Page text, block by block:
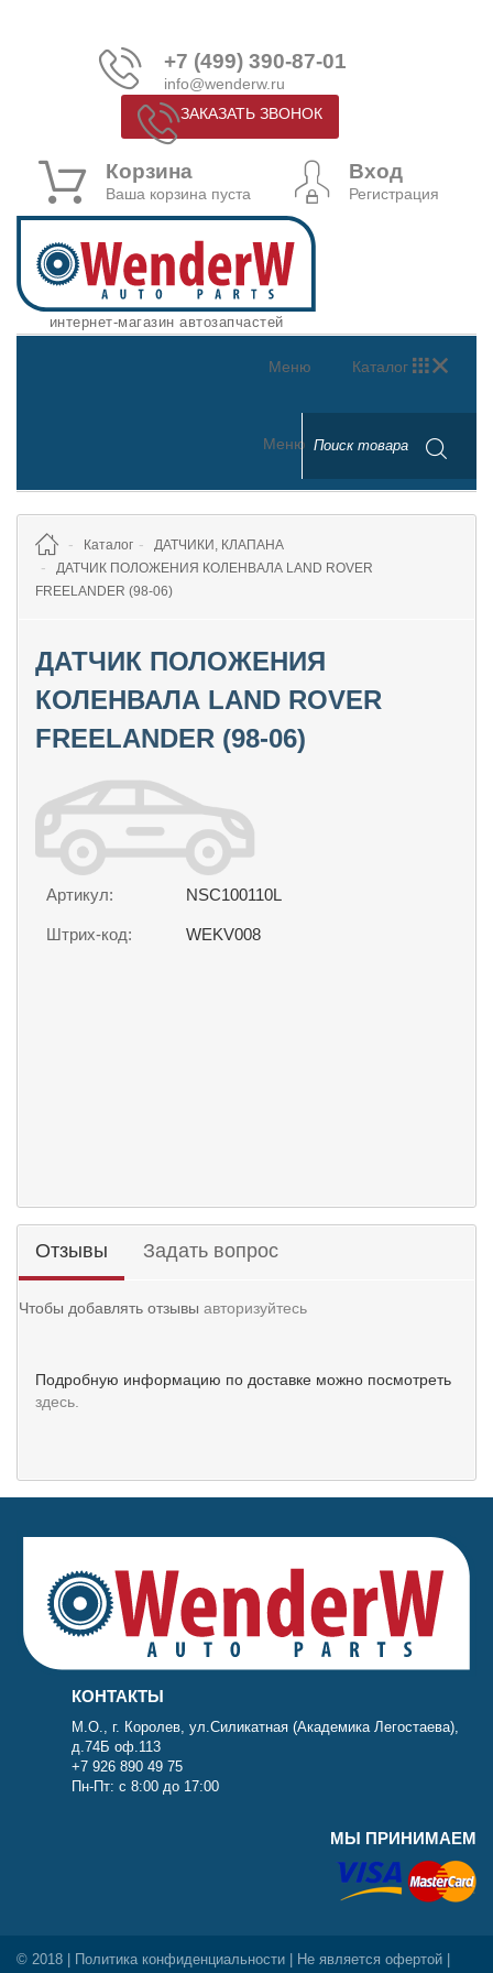
+7 (499) 390-87-01
info@wenderw.ru
ЗАКАЗАТЬ ЗВОНОК
Корзина
Ваша корзина пуста
Вход
Регистрация
интернет-магазин автозапчастей
Каталог
Меню
Меню
Каталог
ДАТЧИКИ, КЛАПАНА
ДАТЧИК ПОЛОЖЕНИЯ КОЛЕНВАЛА LAND ROVER
FREELANDER (98-06)
ДАТЧИК ПОЛОЖЕНИЯ
КОЛЕНВАЛА LAND ROVER
FREELANDER (98-06)
Артикул: NSC100110L
Штрих-код: WEKV008
Отзывы Задать вопрос
Чтобы добавлять отзывы авторизуйтесь
Подробную информацию по доставке можно посмотреть
здесь.
КОНТАКТЫ
М.О., г. Королев, ул.Силикатная (Академика Легостаева),
д.74Б оф.113
+7 926 890 49 75
Пн-Пт: с 8:00 до 17:00
МЫ ПРИНИМАЕМ
© 2018 | Политика конфиденциальности | Не является офертой |